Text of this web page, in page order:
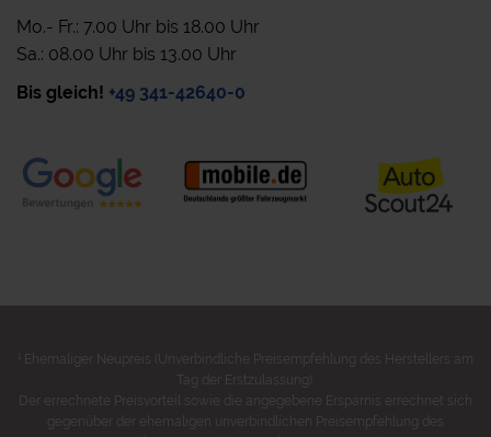
Mo.- Fr.: 7.00 Uhr bis 18.00 Uhr
Sa.: 08.00 Uhr bis 13.00 Uhr
Bis gleich! +49 341-42640-0
Ehemaliger Neupreis (Unverbindliche Preisempfehlung des Herstellers am
Tag der Erstzulassung).
Der errechnete Preisvorteil sowie die angegebene Ersparnis errechnet sich
gegenüber der ehemaligen unverbindlichen Preisempfehlung des